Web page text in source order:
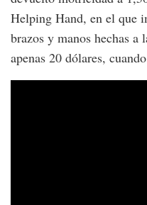
Helping Hand, en el que
brazos y manos hechas
apenas 20 dólares,